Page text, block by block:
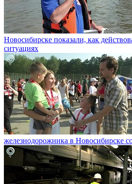
Новосибирске показали, как
ситуациях
железнодорожника в Новосибирске